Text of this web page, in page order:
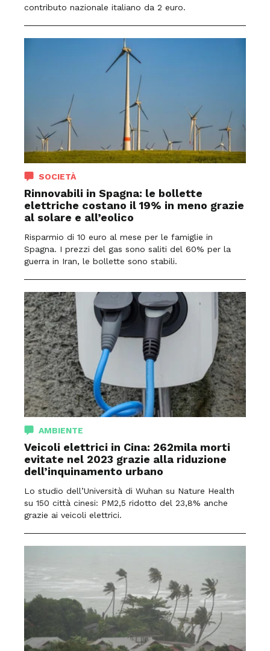
contributo nazionale italiano da 2 euro.
SOCIETÀ
Rinnovabili in Spagna: le bollette
elettriche costano il 19% in meno grazie
al solare e all’eolico
Risparmio di 10 euro al mese per le famiglie in
Spagna. I prezzi del gas sono saliti del 60% per la
guerra in Iran, le bollette sono stabili.
AMBIENTE
Veicoli elettrici in Cina: 262mila morti
evitate nel 2023 grazie alla riduzione
dell’inquinamento urbano
Lo studio dell’Università di Wuhan su Nature Health
su 150 città cinesi: PM2,5 ridotto del 23,8% anche
grazie ai veicoli elettrici.